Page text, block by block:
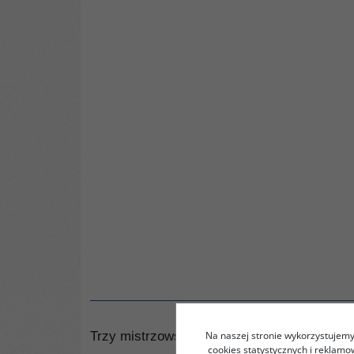
Trzy mistrzowskie obrazy Tybetu i Chin w
Na naszej stronie
cookies statystycznych i